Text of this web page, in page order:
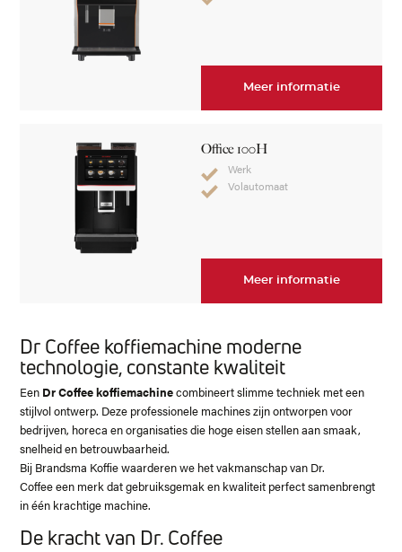
Meer informatie
Office 100H
Werk
Volautomaat
Meer informatie
Dr Coffee koffiemachine moderne
technologie, constante kwaliteit
Een Dr Coffee koffiemachinecombineert slimme techniek met een
stijlvol ontwerp. Deze professionele machines zijn ontworpen voor
bedrijven, horeca en organisaties die hoge eisen stellen aan smaak,
snelheid en betrouwbaarheid.
Bij Brandsma Koffie waarderen we het vakmanschap van Dr.
Coffee een merk dat gebruiksgemak en kwaliteit perfect samenbrengt
in één krachtige machine.
De kracht van Dr. Coffee